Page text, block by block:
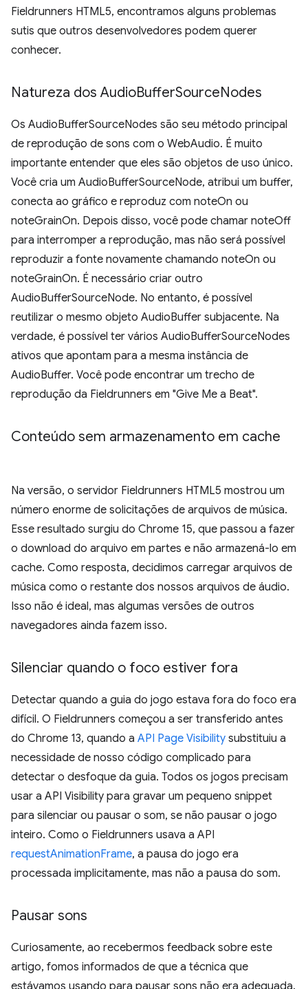
Fieldrunners HTML5, encontramos alguns problemas
sutis que outros desenvolvedores podem querer
conhecer.
Natureza dos AudioBufferSourceNodes
Os AudioBufferSourceNodes são seu método principal
de reprodução de sons com o WebAudio. É muito
importante entender que eles são objetos de uso único.
Você cria um AudioBufferSourceNode, atribui um buffer,
conecta ao gráfico e reproduz com noteOn ou
noteGrainOn. Depois disso, você pode chamar noteOff
para interromper a reprodução, mas não será possível
reproduzir a fonte novamente chamando noteOn ou
noteGrainOn. É necessário criar outro
AudioBufferSourceNode. No entanto, é possível
reutilizar o mesmo objeto AudioBuffer subjacente. Na
verdade, é possível ter vários AudioBufferSourceNodes
ativos que apontam para a mesma instância de
AudioBuffer. Você pode encontrar um trecho de
reprodução da Fieldrunners em "Give Me a Beat".
Conteúdo sem armazenamento em cache
Na versão, o servidor Fieldrunners HTML5 mostrou um
número enorme de solicitações de arquivos de música.
Esse resultado surgiu do Chrome 15, que passou a fazer
o download do arquivo em partes e não armazená-lo em
cache. Como resposta, decidimos carregar arquivos de
música como o restante dos nossos arquivos de áudio.
Isso não é ideal, mas algumas versões de outros
navegadores ainda fazem isso.
Silenciar quando o foco estiver fora
Detectar quando a guia do jogo estava fora do foco era
difícil. O Fieldrunners começou a ser transferido antes
do Chrome 13, quando a API Page Visibility substituiu a
necessidade de nosso código complicado para
detectar o desfoque da guia. Todos os jogos precisam
usar a API Visibility para gravar um pequeno snippet
para silenciar ou pausar o som, se não pausar o jogo
inteiro. Como o Fieldrunners usava a API
requestAnimationFrame, a pausa do jogo era
processada implicitamente, mas não a pausa do som.
Pausar sons
Curiosamente, ao recebermos feedback sobre este
artigo, fomos informados de que a técnica que
estávamos usando para pausar sons não era adequada.